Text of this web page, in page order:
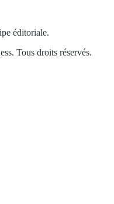
éditoriale.
Tous droits réservés.